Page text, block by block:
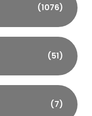
(1076)
(51)
(7)